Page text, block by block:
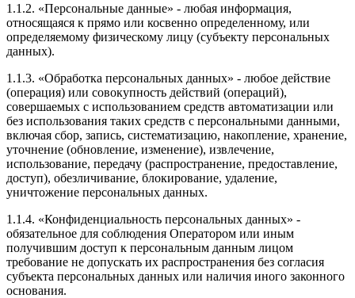
1.1.2. «Персональные данные» - любая информация,
относящаяся к прямо или косвенно определенному, или
определяемому физическому лицу (субъекту персональных
данных).
1.1.3. «Обработка персональных данных» - любое действие
(операция) или совокупность действий (операций),
совершаемых с использованием средств автоматизации или
без использования таких средств с персональными данными,
включая сбор, запись, систематизацию, накопление, хранение,
уточнение (обновление, изменение), извлечение,
использование, передачу (распространение, предоставление,
доступ), обезличивание, блокирование, удаление,
уничтожение персональных данных.
1.1.4. «Конфиденциальность персональных данных» -
обязательное для соблюдения Оператором или иным
получившим доступ к персональным данным лицом
требование не допускать их распространения без согласия
субъекта персональных данных или наличия иного законного
основания.